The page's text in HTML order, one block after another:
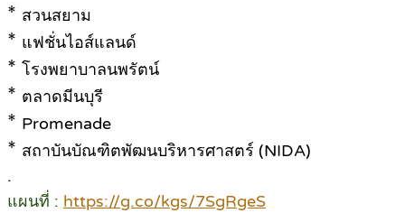
* สวนสยาม
* แฟชั่นไอส์แลนด์
* โรงพยาบาลนพรัตน์
* ตลาดมีนบุรี
* Promenade
* สถาบันบัณฑิตพัฒนบริหารศาสตร์ (NIDA)
.
แผนที่ : https://g.co/kgs/7SgRgeS